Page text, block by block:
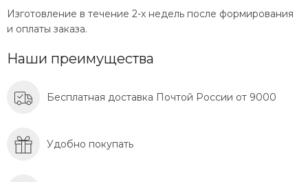
Изготовление в течение 2-х недель после формирования
и оплаты заказа.
Наши преимущества
Бесплатная доставка Почтой России от 9000
Удобно покупать